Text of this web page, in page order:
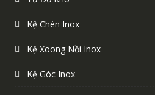
Kệ Chén Inox
Kệ Xoong Nồi Inox
Kệ Góc Inox